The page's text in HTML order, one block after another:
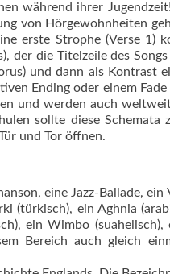
während ihrer
von Hörgewohnheiten
erste Strophe (Verse 1)
der die Titelzeile des
und dann als Kontrast
Ending oder einem
und werden auch
sollte diese Schemata
und Tor öffnen.
eine Jazz-Ballade,
(türkisch), ein Aghnia
ein Wimbo
Bereich auch gleich